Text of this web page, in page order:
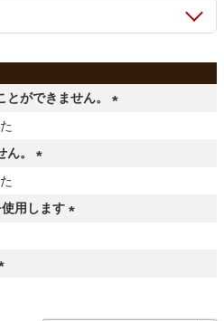
とができません。
ん。
必
用します